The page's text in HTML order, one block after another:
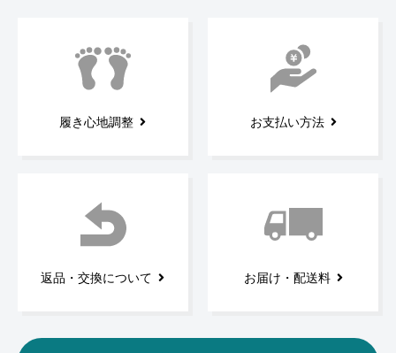
履き心地調整 お支払い方法
返品・交換について お届け・配送料